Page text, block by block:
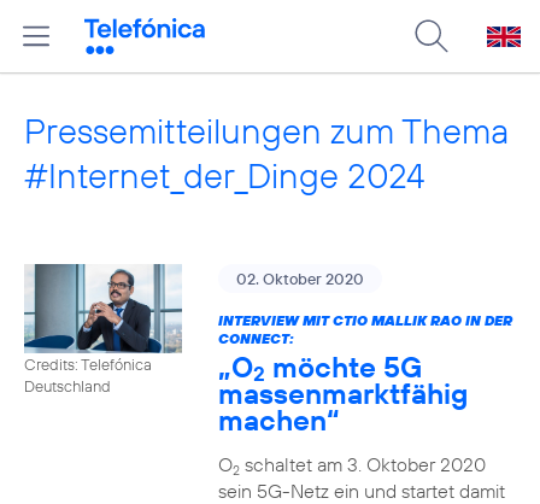
Pressemitteilungen zum Thema
#Internet_der_Dinge 2024
Credits: Telefónica
Deutschland
02. Oktober 2020
INTERVIEW MIT CTIO MALLIK RAO IN DER
CONNECT:
„O2 möchte 5G
massenmarktfähig
machen“
O2schaltet am 3. Oktober 2020
sein 5G-Netz ein und startet damit